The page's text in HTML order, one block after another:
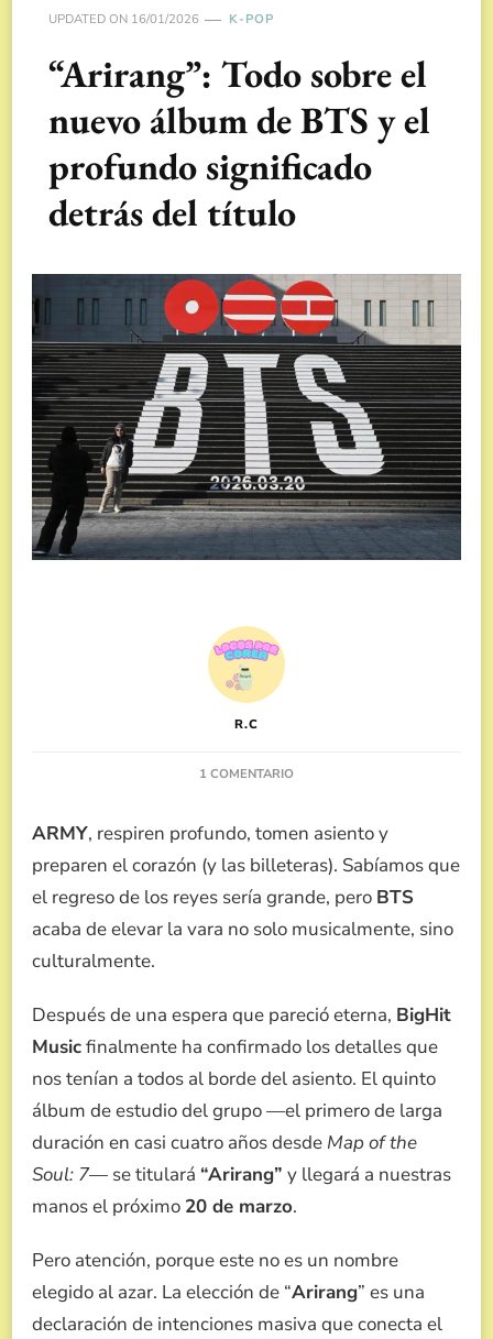
UPDATED ON 16/01/2026 K-POP
“Arirang”: Todo sobre el
nuevo álbum de BTS y el
profundo significado
detrás del título
R.C
1 COMENTARIOEN
SOBRE
NUEVO
ÁLBUM
BTS
PROFUNDO
SIGNIFICADO
DETRÁS
TÍTULO
ARMY, respiren profundo, tomen asiento y
preparen el corazón (y las billeteras). Sabíamos que
el regreso de los reyes sería grande, pero BTS
acaba de elevar la vara no solo musicalmente, sino
culturalmente.
Después de una espera que pareció eterna, BigHit
Musicfinalmente ha confirmado los detalles que
nos tenían a todos al borde del asiento. El quinto
álbum de estudio del grupo —el primero de larga
duración en casi cuatro años desde Map of the
Soul: 7— se titulará “Arirang” y llegará a nuestras
manos el próximo 20 de marzo.
Pero atención, porque este no es un nombre
elegido al azar. La elección de “Arirang” es una
declaración de intenciones masiva que conecta el